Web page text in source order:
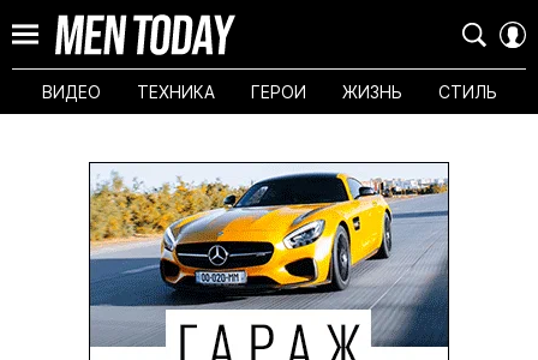
ВИДЕО ТЕХНИКА ГЕРОИ ЖИЗНЬ СТИЛЬ